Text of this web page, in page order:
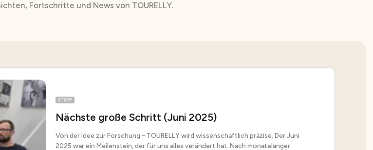
Fortschritte und News von TOURELLY.
STORY
Nächste große Schritt (Juni 2025)
Von der Idee zur Forschung – TOURELLY wird wissenschaftlich präzise. Der Juni
2025 war ein Meilenstein, der für uns alles verändert hat. Nach monatelanger